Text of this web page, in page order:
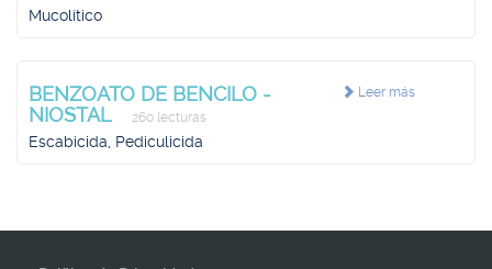
Mucolítico
Leer más
BENZOATO DE BENCILO -
NIOSTAL
260 lecturas
Escabicida, Pediculicida